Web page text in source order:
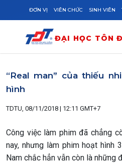
Skip to main content
ĐƠN VỊ VIÊN CHỨC SINH VIÊN
ĐẠI HỌC TÔN
“Real man” của thiếu
hình
TDTU, 08/11/2018 | 12:11 GMT+7
Công việc làm phim đã chẳng
nay, nhưng làm phim hoạt hình
Nam chắc hẳn vẫn còn là những